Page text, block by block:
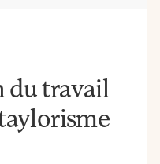
du travail